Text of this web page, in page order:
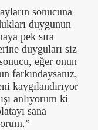
sonucuna
duygunun
pek sıra
duyguları siz
eğer onun
farkındaysanız,
kaygılandırıyor
anlıyorum ki
sana